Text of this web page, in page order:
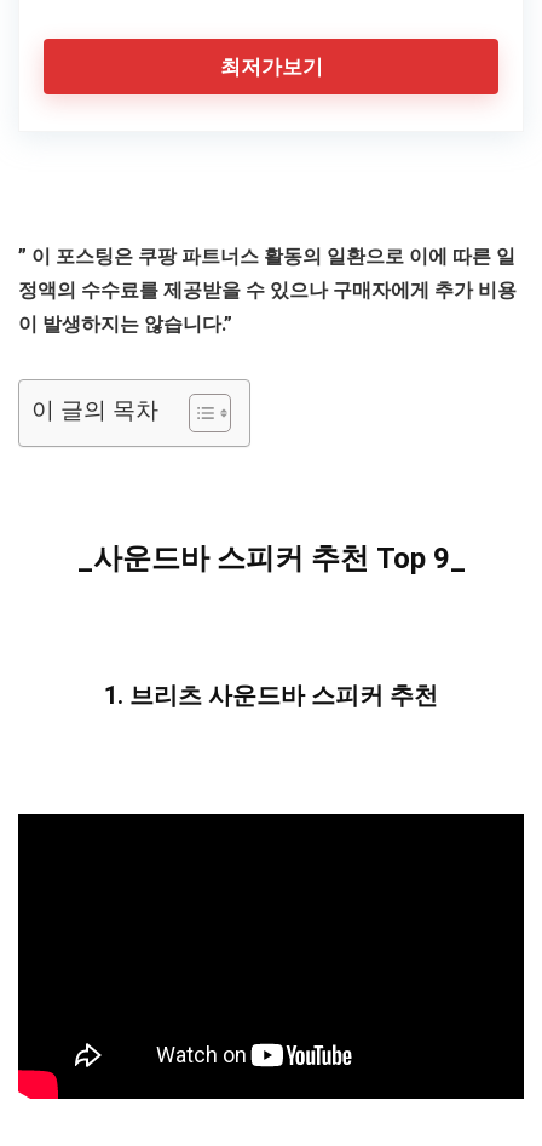
최저가보기
” 이 포스팅은 쿠팡 파트너스 활동의 일환으로 이에 따른 일
정액의 수수료를 제공받을 수 있으나 구매자에게 추가 비용
이 발생하지는 않습니다.”
이 글의 목차
_사운드바 스피커 추천 Top 9_
1. 브리츠 사운드바 스피커 추천